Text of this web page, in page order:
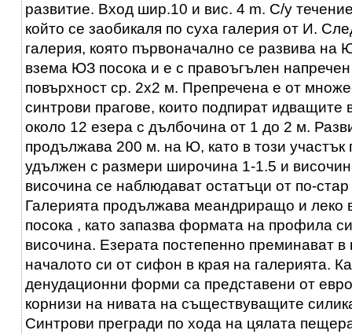
развитие. Вход шир.10 и вис. 4 m. C/y
който се заобикаля по суха галерия от И.
галерия, която първоначално се развива на
взема ЮЗ посока и е с правоъгълен
повърхност ср. 2х2 м. Препречена е от
синтрови прагове, които подпират идващите
около 12 езера с дълбочина от 1 до 2 м.
продължава 200 м. на Ю, като в този
удължен с размери широчина 1-1.5 и
височина се наблюдават остатъци от по-
Галерията продължава меандриращо и
посока , като запазва формата на профила
височина. Езерата постепенно преминават в
началото си от сифон в края на галерията.
денудационни форми са представени от
корнизи на нивата на съществуващите
Синтрови прегради по хода на цялата